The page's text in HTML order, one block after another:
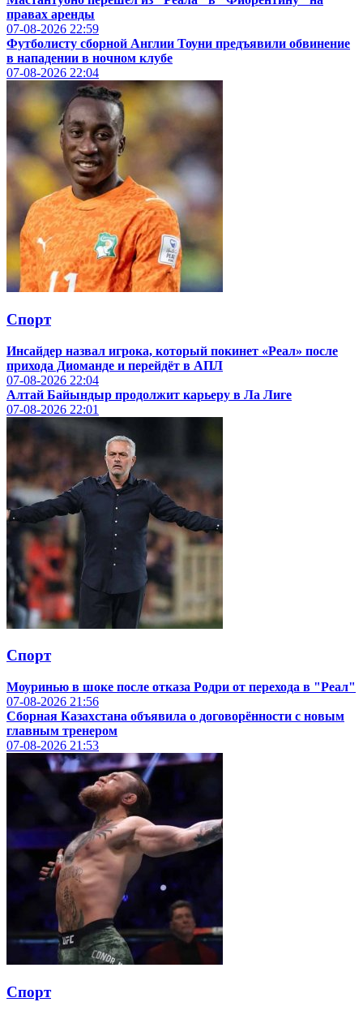
правах аренды
07-08-2026 22:59
Футболисту сборной Англии Тоуни предъявили обвинение
в нападении в ночном клубе
07-08-2026 22:04
Спорт
Инсайдер назвал игрока, который покинет «Реал» после
прихода Диоманде и перейдёт в АПЛ
07-08-2026 22:04
Алтай Байындыр продолжит карьеру в Ла Лиге
07-08-2026 22:01
Спорт
Моуринью в шоке после отказа Родри от перехода в "Реал"
07-08-2026 21:56
Сборная Казахстана объявила о договорённости с новым
главным тренером
07-08-2026 21:53
Спорт